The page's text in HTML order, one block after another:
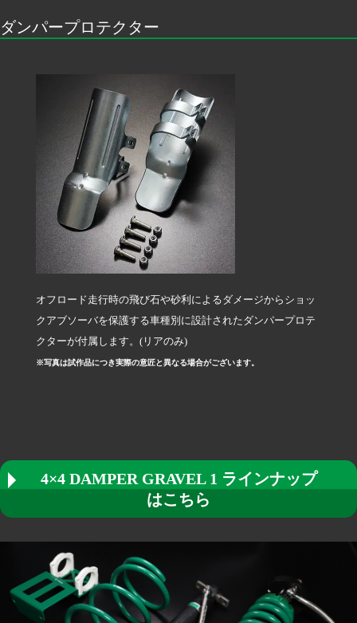
ダンパープロテクター
オフロード走行時の飛び石や砂利によるダメージからショッ
クアブソーバを保護する車種別に設計されたダンパープロテ
クターが付属します。(リアのみ)
※写真は試作品につき実際の意匠と異なる場合がございます。
4×4 DAMPER GRAVEL 1 ラインナップ
はこちら